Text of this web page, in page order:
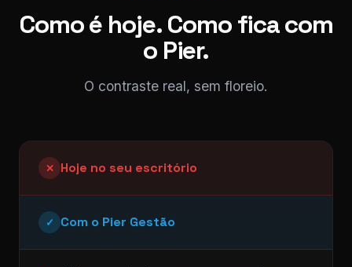
Como é hoje. Como fica com
o Pier.
O contraste real, sem floreio.
✕ Hoje no seu escritório
✓ Com o Pier Gestão